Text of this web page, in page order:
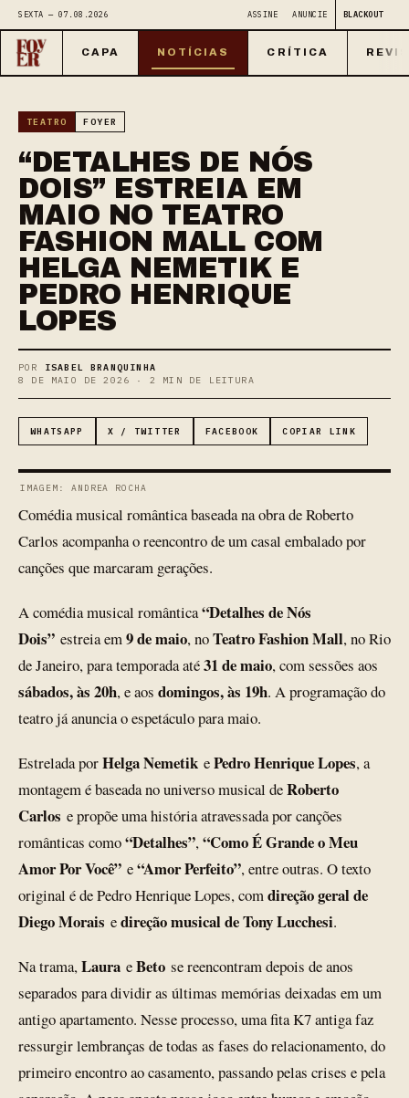
SEXTA — 07.08.2026 ASSINE ANUNCIE BLACKOUT
CAPA NOTÍCIAS CRÍTICA
TEATRO FOYER
“DETALHES DE NÓS
DOIS” ESTREIA EM
MAIO NO TEATRO
FASHION MALL COM
HELGA NEMETIK E
PEDRO HENRIQUE
LOPES
POR ISABEL BRANQUINHA
8 DE MAIO DE 2026 · 2 MIN DE LEITURA
WHATSAPP X / TWITTER FACEBOOK COPIAR LINK
IMAGEM: ANDREA ROCHA
Comédia musical romântica baseada na obra de Roberto
Carlos acompanha o reencontro de um casal embalado por
canções que marcaram gerações.
A comédia musical romântica“Detalhes de Nós
Dois” estreia em9 de maio, noTeatro Fashion Mall, no Rio
de Janeiro, para temporada até31 de maio, com sessões aos
sábados, às 20h, e aos domingos, às 19h. A programação do
teatro já anuncia o espetáculo para maio.
Estrelada porHelga Nemetik ePedro Henrique Lopes, a
montagem é baseada no universo musical deRoberto
Carlos e propõe uma história atravessada por canções
românticas como“Detalhes”,“Como É Grande o Meu
Amor Por Você” e“Amor Perfeito”, entre outras. O texto
original é de Pedro Henrique Lopes, comdireção geral de
Diego Morais edireção musical de Tony Lucchesi.
Na trama,Laura eBeto se reencontram depois de anos
separados para dividir as últimas memórias deixadas em um
antigo apartamento. Nesse processo, uma fita K7 antiga faz
ressurgir lembranças de todas as fases do relacionamento, do
primeiro encontro ao casamento, passando pelas crises e pela